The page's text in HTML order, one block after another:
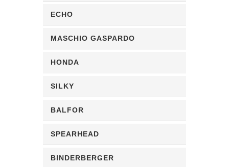
ECHO
MASCHIO GASPARDO
HONDA
SILKY
BALFOR
SPEARHEAD
BINDERBERGER